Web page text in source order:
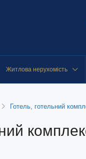
Житлова нерухомість
Готель, готельний